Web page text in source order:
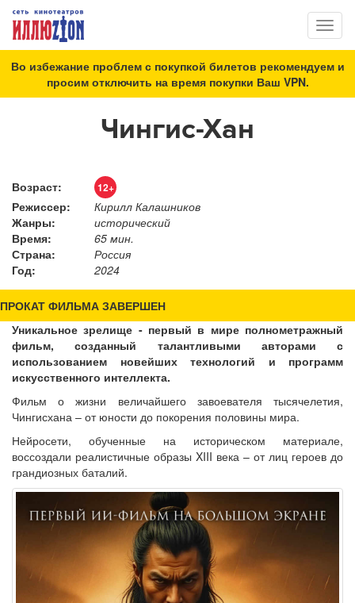
Во избежание проблем с покупкой билетов рекомендуем и
просим отключить на время покупки Ваш VPN.
Чингис-Хан
Возраст: 12+
Режиссер:
Кирилл Калашников
Жанры:
исторический
Время:
65 мин.
Страна:
Россия
Год:
2024
ПРОКАТ ФИЛЬМА ЗАВЕРШЕН
Уникальное зрелище - первый в мире полнометражный
фильм, созданный талантливыми авторами с
использованием новейших технологий и программ
искусственного интеллекта.
Фильм о жизни величайшего завоевателя тысячелетия,
Чингисхана – от юности до покорения половины мира.
Нейросети, обученные на историческом материале,
воссоздали реалистичные образы XIII века – от лиц героев до
грандиозных баталий.